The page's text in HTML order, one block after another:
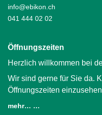
info@ebikon.ch
041 444 02 02
Öffnungszeiten
Herzlich willkommen bei
Wir sind gerne für Sie da.
Öffnungszeiten
mehr… …